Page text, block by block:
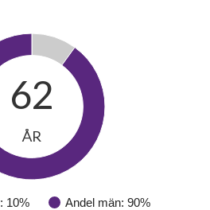
10% Andel män: 90%
62
ÅR